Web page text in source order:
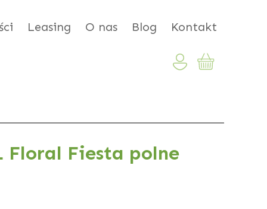
Leasing O nas Blog Kontakt
Floral Fiesta polne